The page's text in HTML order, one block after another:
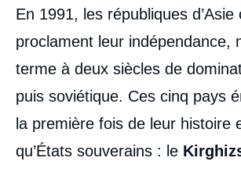
Corps
analyses
En 1991, les républiques d’Asie
proclament leur indépendance,
terme à deux siècles de
puis soviétique. Ces cinq pays
la première fois de leur histoire
qu’États souverains : le